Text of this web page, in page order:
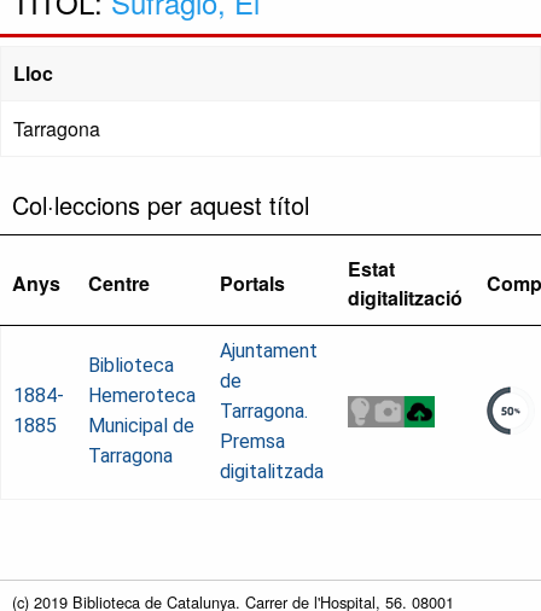
Lloc
Tarragona
Col·leccions per aquest títol
Anys Centre Portals
Estat
digitalització
1884-
1885
Biblioteca
Hemeroteca
Municipal de
Tarragona
Ajuntament
de
Tarragona.
Premsa
digitalitzada
(c) 2019 Biblioteca de Catalunya. Carrer de l'Hospital, 56. 08001